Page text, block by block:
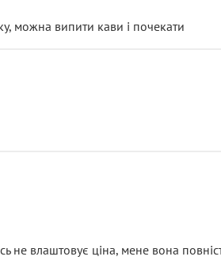
можна випити кави і почекати
влаштовує ціна, мене вона